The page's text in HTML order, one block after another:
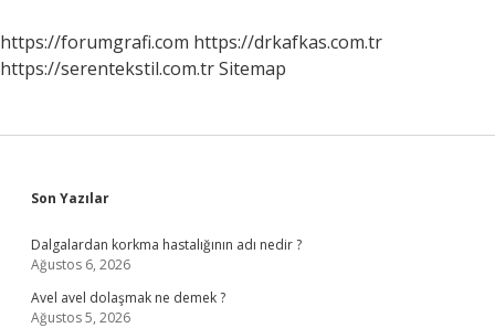
https://forumgrafi.com https://drkafkas.com.tr
https://serentekstil.com.trSitemap
Sidebar
Son Yazılar
Dalgalardan korkma hastalığının adı nedir ?
Ağustos 6, 2026
Avel avel dolaşmak ne demek ?
Ağustos 5, 2026